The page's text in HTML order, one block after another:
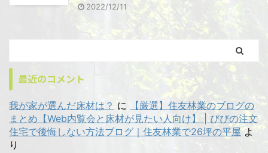
2022/12/11
最近のコメント
我が家が選んだ床材は？ に
【厳選】住友林業のブログの
まとめ【Web内覧会と床材が見たい人向け】 | びびの注文
住宅で後悔しない方法ブログ｜住友林業で26坪の平屋 よ
り